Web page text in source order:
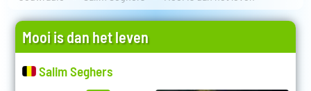
Mooi is dan het leven
Salim Seghers